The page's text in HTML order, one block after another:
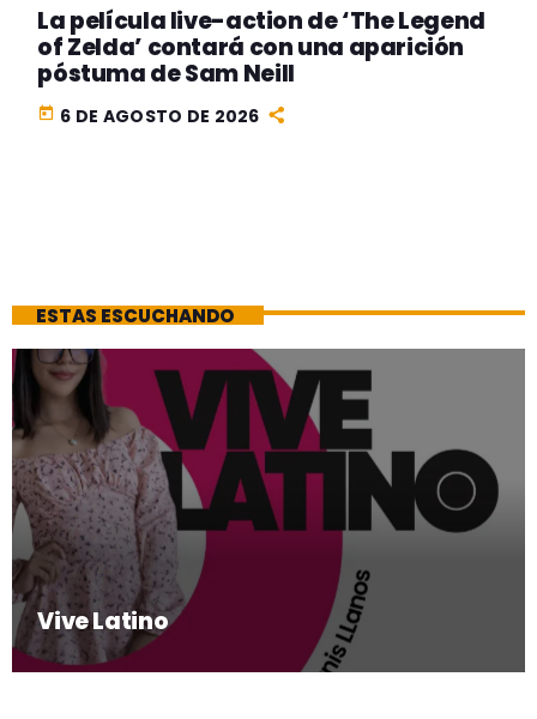
La película live-action de ‘The Legend
of Zelda’ contará con una aparición
póstuma de Sam Neill
today 6 DE AGOSTO DE 2026
ESTAS ESCUCHANDO
Vive Latino